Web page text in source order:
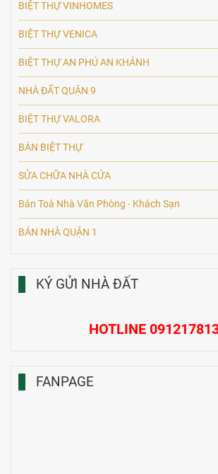
BIỆT THỰ VINHOMES
BIỆT THỰ VENICA
BIỆT THỰ AN PHÚ AN KHÁNH
NHÀ ĐẤT QUẬN 9
BIỆT THỰ VALORA
BÁN BIỆT THỰ
SỬA CHỮA NHÀ CỬA
Bán Toà Nhà Văn Phòng - Khách Sạn
BÁN NHÀ QUẬN 1
KÝ GỬI NHÀ ĐẤT
HOTLINE
FANPAGE